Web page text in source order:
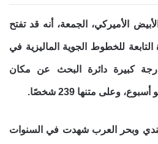
الأميركي، الجمعة، أنه قد تفتح
للخطوط الجوية الماليزية في
كبيرة دائرة البحث عن مكان
وعلى متنها 239 شخصًا.
وبحر العرب شهدت في السنوات